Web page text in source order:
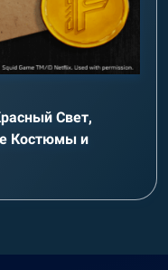
Свет,
Костюмы и